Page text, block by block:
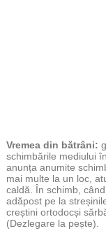
Vremea din bătrâni:
schimbările mediului
anunța anumite
mai multe la un loc,
caldă. În schimb,
adăpost pe la
creștini ortodocși
(Dezlegare la pește).